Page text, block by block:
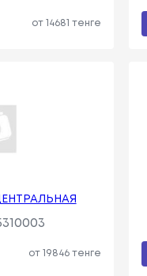
от 14681 тенге
от 19846 тенге